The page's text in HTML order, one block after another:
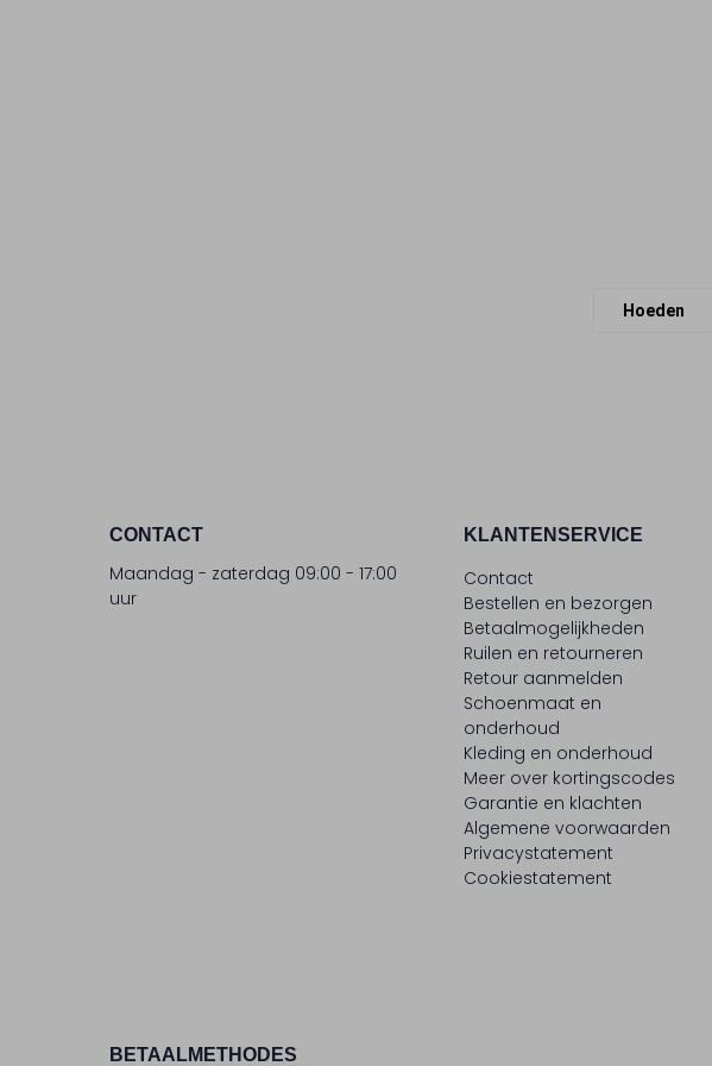
Hoeden
CONTACT
Maandag - zaterdag 09:00 - 17:00
uur
KLANTENSERVICE
Contact
Bestellen en bezorgen
Betaalmogelijkheden
Ruilen en retourneren
Retour aanmelden
Schoenmaat en
onderhoud
Kleding en onderhoud
Meer over kortingscodes
Garantie en klachten
Algemene voorwaarden
Privacystatement
Cookiestatement
BETAALMETHODES